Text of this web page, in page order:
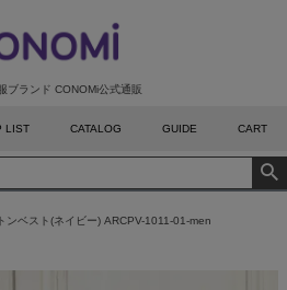
ブランド CONOMi公式通販
LIST CATALOG GUIDE CART
ンベスト(ネイビー) ARCPV-1011-01-men